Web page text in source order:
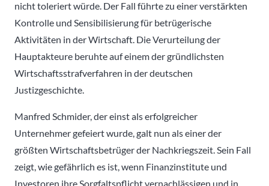
nicht toleriert würde. Der Fall führte zu einer verstärkten
Kontrolle und Sensibilisierung für betrügerische
Aktivitäten in der Wirtschaft. Die Verurteilung der
Hauptakteure beruhte auf einem der gründlichsten
Wirtschaftsstrafverfahren in der deutschen
Justizgeschichte.
Manfred Schmider, der einst als erfolgreicher
Unternehmer gefeiert wurde, galt nun als einer der
größten Wirtschaftsbetrüger der Nachkriegszeit. Sein Fall
zeigt, wie gefährlich es ist, wenn Finanzinstitute und
Investoren ihre Sorgfaltspflicht vernachlässigen und in